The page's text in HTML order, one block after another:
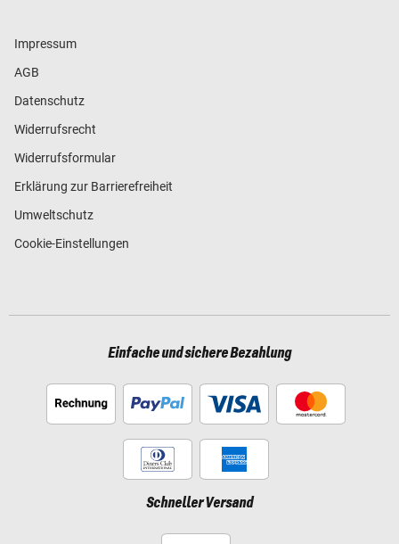
Impressum
AGB
Datenschutz
Widerrufsrecht
Widerrufsformular
Erklärung zur Barrierefreiheit
Umweltschutz
Cookie-Einstellungen
Einfache und sichere Bezahlung
Schneller Versand